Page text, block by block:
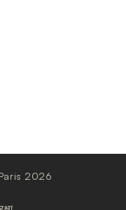
2026